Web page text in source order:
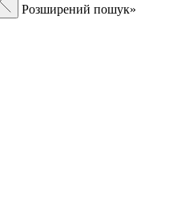
Розширений пошук»